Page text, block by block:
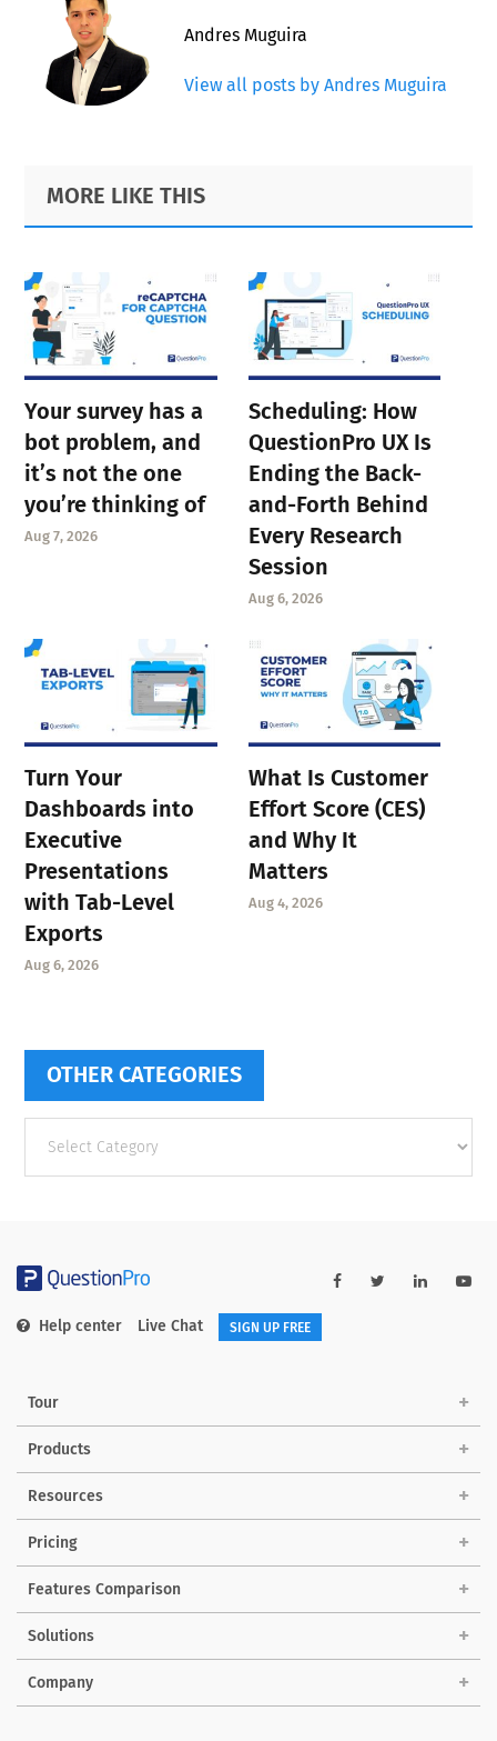
Andres Muguira
View all posts by Andres Muguira
Primary
Sidebar
Footer
MORE LIKE THIS
Your survey has a
bot problem, and
it’s not the one
you’re thinking of
Aug 7, 2026
Scheduling: How
QuestionPro UX Is
Ending the Back-
and-Forth Behind
Every Research
Session
Aug 6, 2026
Turn Your
Dashboards into
Executive
Presentations
with Tab-Level
Exports
Aug 6, 2026
What Is Customer
Effort Score (CES)
and Why It
Matters
Aug 4, 2026
OTHER CATEGORIES
categories
Help center Live Chat SIGN UP FREE
Tour
Products
Resources
Pricing
Features Comparison
Solutions
Company